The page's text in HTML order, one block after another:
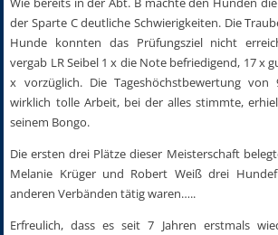
der Sparte C deutliche Schwierigkeiten. Die
Hunde konnten das Prüfungsziel nicht
vergab LR Seibel 1 x die Note befriedigend, 17 x
x vorzüglich. Die Tageshöchstbewertung
wirklich tolle Arbeit, bei der alles stimmte,
seinem Bongo.
Die ersten drei Plätze dieser Meisterschaft
Melanie Krüger und Robert Weiß drei
anderen Verbänden tätig waren…..
Erfreulich, dass es seit 7 Jahren erstmals